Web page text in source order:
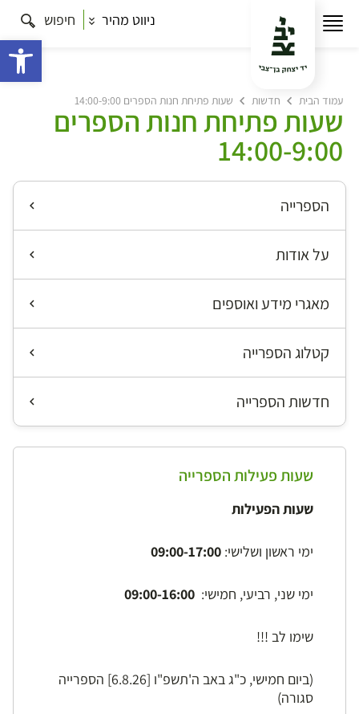
ניווט מהיר חיפוש
עמוד הבית חדשות שעות פתיחת חנות הספרים 14:00-9:00
שעות פתיחת חנות הספרים
14:00-9:00
הספרייה
על אודות
מאגרי מידע ואוספים
קטלוג הספרייה
חדשות הספרייה
שעות פעילות הספרייה
שעות הפעילות
ימי ראשון ושלישי:
ימי שני, רביעי, חמישי: 09:00-16:00
שימו לב !!!
(ביום חמישי, כ"ג באב ה'תשפ"ו [6.8.26] הספרייה
סגורה)